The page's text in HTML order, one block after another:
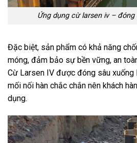
Ứng dụng cừ larsen iv – đóng
Đặc biệt, sản phẩm có khả năng
móng, đảm bảo sự bền vững, an
Cừ Larsen IV được đóng sâu xuống
mối nối hàn chắc chắn nên khách
dụng.